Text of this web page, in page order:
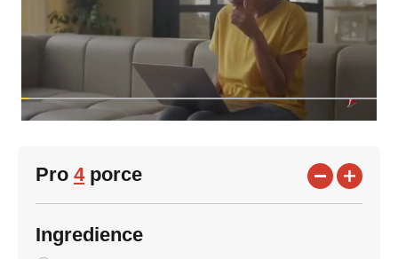
Pro 4porce
Ingredience